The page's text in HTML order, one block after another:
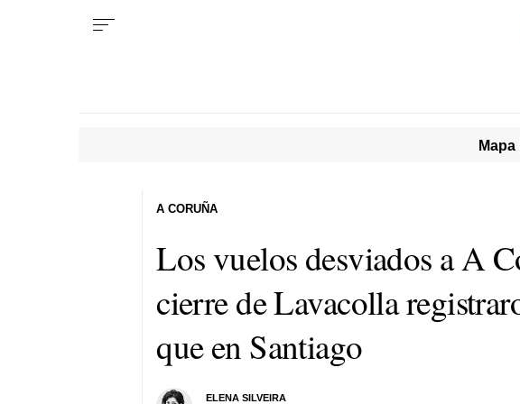
Los vuelos desviados a A
cierre de Lavacolla
que en Santiago
ELENA SILVEIRA
A CORUÑA